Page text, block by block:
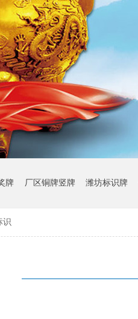
牌 厂区铜牌竖牌 潍坊标识牌
识